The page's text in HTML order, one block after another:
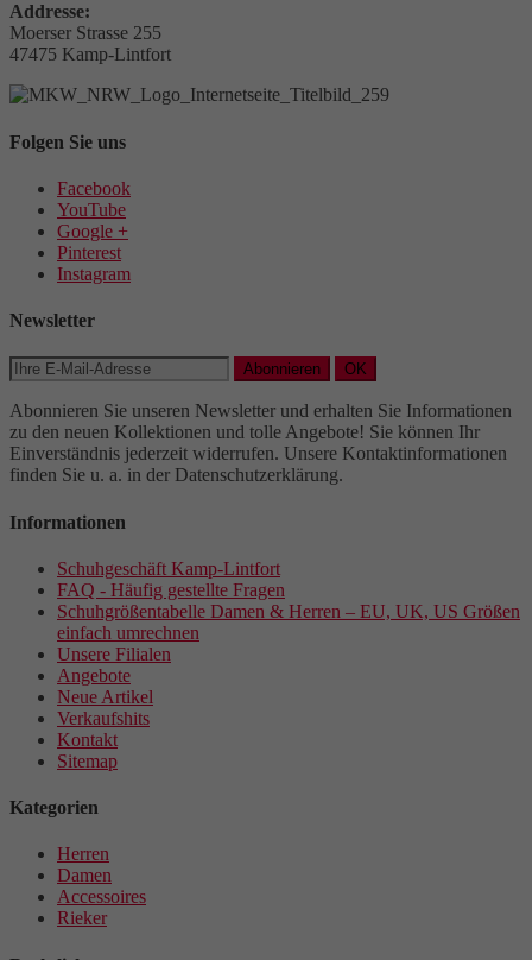
Addresse:
Moerser Strasse 255
47475 Kamp-Lintfort
Folgen Sie uns
Facebook
YouTube
Google +
Pinterest
Instagram
Newsletter
Abonnieren OK
Abonnieren Sie unseren Newsletter und erhalten Sie Informationen
zu den neuen Kollektionen und tolle Angebote! Sie können Ihr
Einverständnis jederzeit widerrufen. Unsere Kontaktinformationen
finden Sie u. a. in der Datenschutzerklärung.
Informationen
Schuhgeschäft Kamp-Lintfort
FAQ - Häufig gestellte Fragen
Schuhgrößentabelle Damen & Herren – EU, UK, US Größen
einfach umrechnen
Unsere Filialen
Angebote
Neue Artikel
Verkaufshits
Kontakt
Sitemap
Kategorien
Herren
Damen
Accessoires
Rieker